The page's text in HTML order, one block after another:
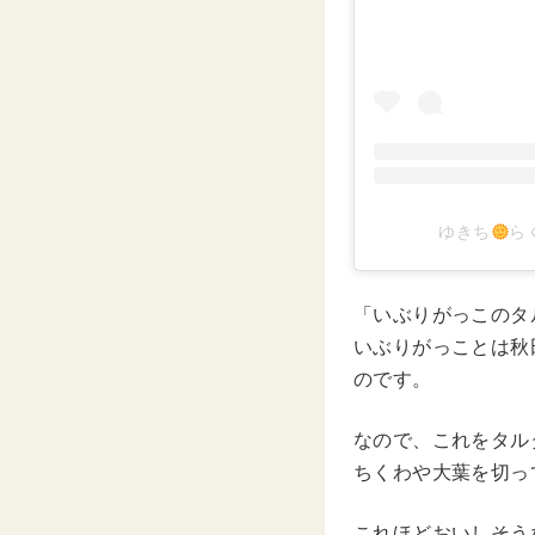
ゆきち ら
「いぶりがっこの
いぶりがっことは
のです。
なので、これをタ
ちくわや大葉を切